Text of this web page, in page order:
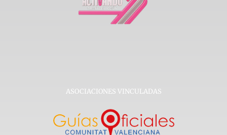
ASOCIACIONES VINCULADAS